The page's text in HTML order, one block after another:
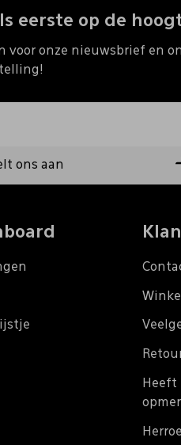
eerste op de
voor onze nieuwsbrief en
ons aan
Heeft